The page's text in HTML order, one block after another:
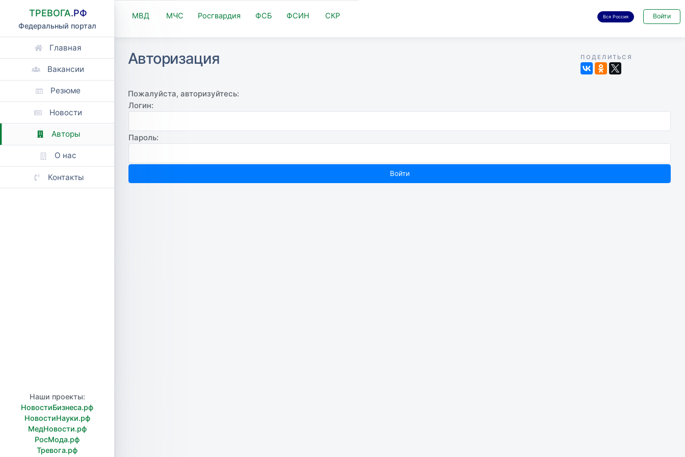
ТРЕВОГА.РФ
Федеральный портал
Главная
Вакансии
Резюме
Новости
Авторы
О нас
Контакты
Наши проекты:
НовостиБизнеса.рф
НовостиНауки.рф
МедНовости.рф
РосМода.рф
Тревога.рф
МВД МЧС Росгвардия ФСБ ФСИН СКР Вся Россия Войти
Авторизация ПОДЕЛИТЬСЯ
Пожалуйста, авторизуйтесь:
Логин:
Пароль: